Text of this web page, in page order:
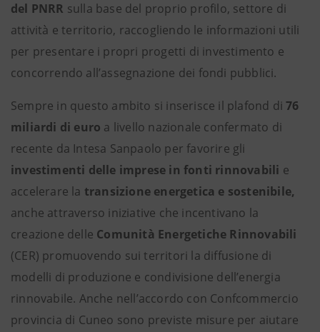
del PNRR sulla base del proprio profilo, settore di
attività e territorio, raccogliendo le informazioni utili
per presentare i propri progetti di investimento e
concorrendo all’assegnazione dei fondi pubblici.
Sempre in questo ambito si inserisce il plafond di76
miliardi di euro a livello nazionale confermato di
recente da Intesa Sanpaolo per favorire gli
investimenti delle imprese in fonti rinnovabili e
accelerare la transizione energetica e sostenibile,
anche attraverso iniziative che incentivano la
creazione delle Comunità Energetiche Rinnovabili
(CER) promuovendo sui territori la diffusione di
modelli di produzione e condivisione dell’energia
rinnovabile. Anche nell’accordo con Confcommercio
provincia di Cuneo sono previste misure per aiutare